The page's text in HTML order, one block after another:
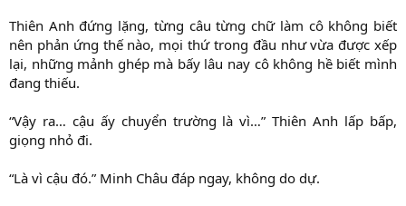
Thiên Anh đứng lặng, từng câu từng chữ làm cô không biết
nên phản ứng thế nào, mọi thứ trong đầu như vừa được xếp
lại, những mảnh ghép mà bấy lâu nay cô không hề biết mình
đang thiếu.
“Vậy ra… cậu ấy chuyển trường là vì…” Thiên Anh lấp bấp,
giọng nhỏ đi.
“Là vì cậu đó.” Minh Châu đáp ngay, không do dự.